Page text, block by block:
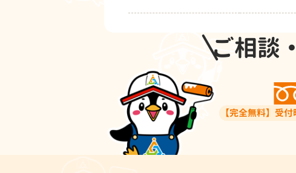
ご相談
【完全無料】受